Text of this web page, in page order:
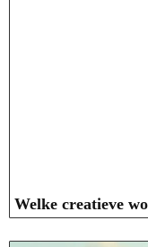
Welke creatieve